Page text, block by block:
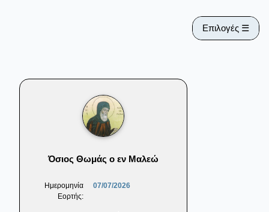
Επιλογές ☰
Όσιος Θωμάς ο εν Μαλεώ
Ημερομηνία
Εορτής:
07/07/2026